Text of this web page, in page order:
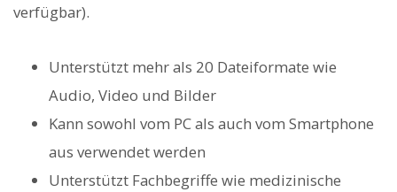
verfügbar).
Unterstützt mehr als 20 Dateiformate wie
Audio, Video und Bilder
Kann sowohl vom PC als auch vom Smartphone
aus verwendet werden
Unterstützt Fachbegriffe wie medizinische